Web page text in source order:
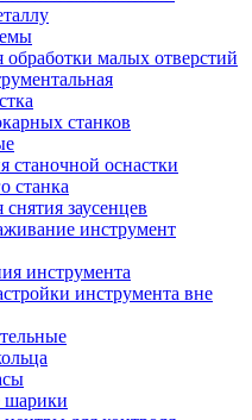
малых отверстий
станков
станочной оснастки
станка
заусенцев
инструмент
инструмента
инструмента вне
шарики